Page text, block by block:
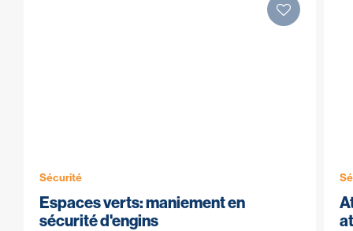
Sécurité
Espaces verts: maniement en
sécurité d'engins